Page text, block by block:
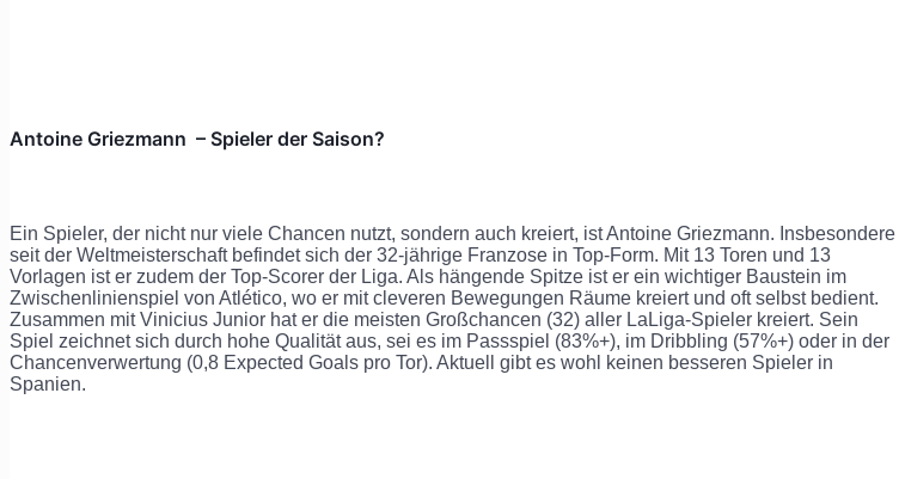
Antoine Griezmann – Spieler der Saison?
Ein Spieler, der nicht nur viele Chancen nutzt, sondern auch kreiert, ist Antoine Griezmann. Insbesondere
seit der Weltmeisterschaft befindet sich der 32-jährige Franzose in Top-Form. Mit 13 Toren und 13
Vorlagen ist er zudem der Top-Scorer der Liga. Als hängende Spitze ist er ein wichtiger Baustein im
Zwischenlinienspiel von Atlético, wo er mit cleveren Bewegungen Räume kreiert und oft selbst bedient.
Zusammen mit Vinicius Junior hat er die meisten Großchancen (32) aller LaLiga-Spieler kreiert. Sein
Spiel zeichnet sich durch hohe Qualität aus, sei es im Passspiel (83%+), im Dribbling (57%+) oder in der
Chancenverwertung (0,8 Expected Goals pro Tor). Aktuell gibt es wohl keinen besseren Spieler in
Spanien.